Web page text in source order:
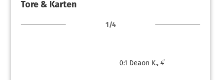
Tore & Karten
1/4
0:1 Deaon K., 4’